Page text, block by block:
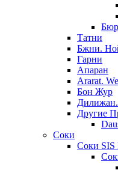
Татни
Бжни.
Гарни
Апаран
Ararat.
Бон Жур
Дилижан.
Другие
Соки
Соки SIS